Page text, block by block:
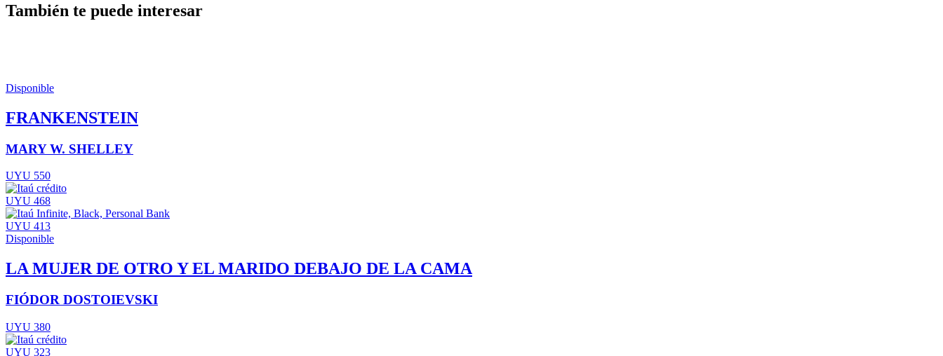
También te puede interesar
Disponible
FRANKENSTEIN
MARY W. SHELLEY
UYU 550
UYU 468
UYU 413
Disponible
LA MUJER DE OTRO Y EL MARIDO DEBAJO DE LA CAMA
FIÓDOR DOSTOIEVSKI
UYU 380
UYU 323